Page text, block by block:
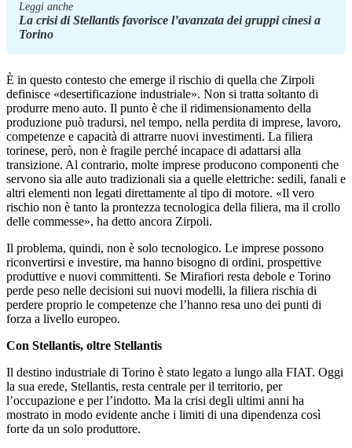
Leggi anche
La crisi di Stellantis favorisce l’avanzata dei gruppi cinesi a
Torino
È in questo contesto che emerge il rischio di quella che Zirpoli
definisce «desertificazione industriale». Non si tratta soltanto di
produrre meno auto. Il punto è che il ridimensionamento della
produzione può tradursi, nel tempo, nella perdita di imprese, lavoro,
competenze e capacità di attrarre nuovi investimenti. La filiera
torinese, però, non è fragile perché incapace di adattarsi alla
transizione. Al contrario, molte imprese producono componenti che
servono sia alle auto tradizionali sia a quelle elettriche: sedili, fanali e
altri elementi non legati direttamente al tipo di motore. «Il vero
rischio non è tanto la prontezza tecnologica della filiera, ma il crollo
delle commesse», ha detto ancora Zirpoli.
Il problema, quindi, non è solo tecnologico. Le imprese possono
riconvertirsi e investire, ma hanno bisogno di ordini, prospettive
produttive e nuovi committenti. Se Mirafiori resta debole e Torino
perde peso nelle decisioni sui nuovi modelli, la filiera rischia di
perdere proprio le competenze che l’hanno resa uno dei punti di
forza a livello europeo.
Con Stellantis, oltre Stellantis
Il destino industriale di Torino è stato legato a lungo alla FIAT. Oggi
la sua erede, Stellantis, resta centrale per il territorio, per
l’occupazione e per l’indotto. Ma la crisi degli ultimi anni ha
mostrato in modo evidente anche i limiti di una dipendenza così
forte da un solo produttore.